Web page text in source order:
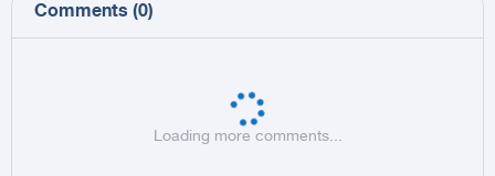
Comments (0)
Loading more comments...